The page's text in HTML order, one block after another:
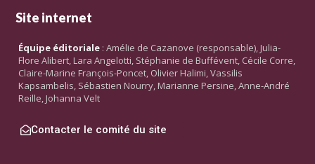
Site internet
Équipe éditoriale : Amélie de Cazanove (responsable), Julia-
Flore Alibert, Lara Angelotti, Stéphanie de Buffévent, Cécile Corre,
Claire-Marine François-Poncet, Olivier Halimi, Vassilis
Kapsambelis, Sébastien Nourry, Marianne Persine, Anne-André
Reille, Johanna Velt
Contacter le comité du site